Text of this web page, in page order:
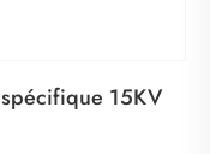
15KV